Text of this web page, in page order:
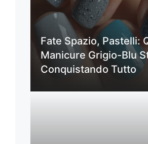
Fate Spazio, Pastelli:
Manicure Grigio-Blu
Conquistando Tutto